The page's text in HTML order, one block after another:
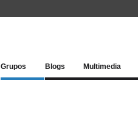
Grupos Blogs Multimedia